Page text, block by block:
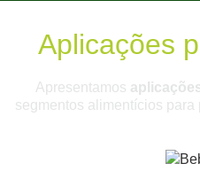
Aplicações
Apresentamos
segmentos alimentícios